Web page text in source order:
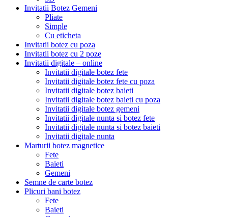
Invitatii Botez Gemeni
Pliate
Simple
Cu eticheta
Invitatii botez cu poza
Invitatii botez cu 2 poze
Invitatii digitale – online
Invitatii digitale botez fete
Invitatii digitale botez fete cu poza
Invitatii digitale botez baieti
Invitatii digitale botez baieti cu poza
Invitatii digitale botez gemeni
Invitatii digitale nunta si botez fete
Invitatii digitale nunta si botez baieti
Invitatii digitale nunta
Marturii botez magnetice
Fete
Baieti
Gemeni
Semne de carte botez
Plicuri bani botez
Fete
Baieti